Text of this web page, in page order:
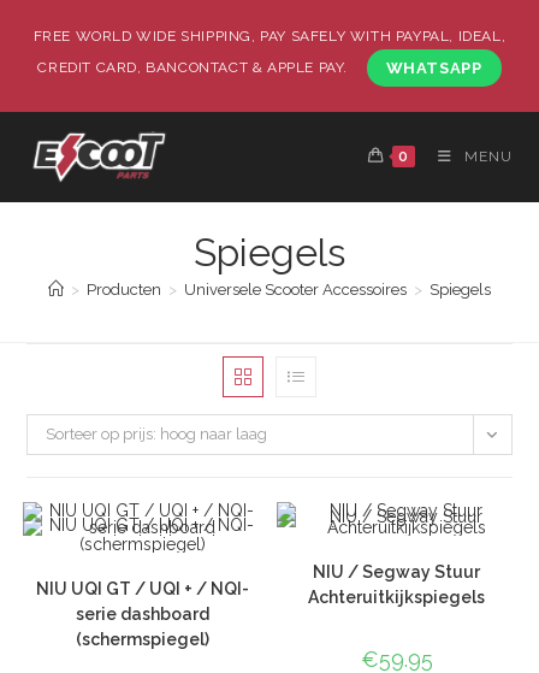
FREE WORLD WIDE SHIPPING, PAY SAFELY WITH PAYPAL, IDEAL,
CREDIT CARD, BANCONTACT & APPLE PAY.
WHATSAPP
0 MENU
Spiegels
> Producten > Universele Scooter Accessoires > Spiegels
Sorteer op prijs: hoog naar laag
NIU UQI GT / UQI + / NQI-
serie dashboard
(schermspiegel)
NIU / Segway Stuur
Achteruitkijkspiegels
€59.95